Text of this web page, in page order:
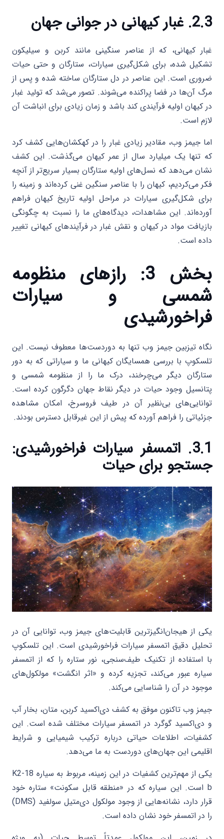
2.3. غبار کیهانی در جوانی جهان
غبار کیهانی، که از عناصر سنگینی مانند کربن و سیلیکون
تشکیل شده، برای شکل‌گیری سیارات، ستارگان و حتی حیات
ضروری است. این عناصر در دل ستارگان ساخته شده و پس از
مرگ آن‌ها در فضا پراکنده می‌شوند. تصور می‌شد که تولید غبار
در کیهان اولیه فرآیندی کند باشد و زمان زیادی برای انباشت آن
لازم است.
اما جیمز وب، مقادیر زیادی غبار را در کهکشان‌هایی کشف کرد
که تنها یک میلیارد سال از عمر کیهان می‌گذشت. این کشف
نشان می‌دهد که نسل‌های اولیه ستارگان بسیار سریع‌تر از آنچه
فکر می‌کردیم، کیهان را با عناصر سنگین غنی کرده‌اند و زمینه را
برای شکل‌گیری سیارات در مراحل اولیه تاریخ کیهان فراهم
آورده‌اند. این مشاهدات، دیدگاه‌های ما را نسبت به چگونگی
بازیافت مواد در کیهان و نقش غبار در فرآیندهای کیهانی تغییر
داده است.
بخش 3: رازهای منظومه
شمسی و سیارات
فراخورشیدی
نگاه تیزبین جیمز وب تنها به دوردست‌ها معطوف نیست. این
تلسکوپ با بررسی همسایگان کیهانی ما و سیاراتی که به دور
ستارگان دیگر می‌چرخند، درک ما را از منظومه شمسی و
پتانسیل وجود حیات در دیگر نقاط جهان دگرگون کرده است.
توانایی‌های بی‌نظیر آن در طیف فروسرخ، امکان مشاهده
جزئیاتی را فراهم آورده که پیش از این غیرقابل دسترس بودند.
3.1. اتمسفر سیارات فراخورشیدی:
جستجو برای حیات
یکی از هیجان‌انگیزترین قابلیت‌های جیمز وب، توانایی آن در
تحلیل دقیق اتمسفر سیارات فراخورشیدی است. این تلسکوپ
با استفاده از تکنیک طیف‌سنجی، نور ستاره را که از اتمسفر
سیاره عبور می‌کند، تجزیه کرده و «اثر انگشت» مولکول‌های
موجود در آن را شناسایی می‌کند.
جیمز وب تاکنون موفق به کشف دی‌اکسید کربن، متان، بخار آب
و دی‌اکسید گوگرد در اتمسفر سیارات مختلف شده است. این
کشفیات، اطلاعات حیاتی درباره ترکیب شیمیایی و شرایط
اقلیمی این جهان‌های دوردست به ما می‌دهد.
یکی از مهم‌ترین کشفیات در این زمینه، مربوط به سیاره K2-18
b است. این سیاره که در «منطقه قابل سکونت» ستاره خود
قرار دارد، نشانه‌هایی از وجود مولکول دی‌متیل سولفید (DMS)
را در اتمسفر خود نشان داده است.